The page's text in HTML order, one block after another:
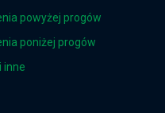
powyżej progów
poniżej progów
inne